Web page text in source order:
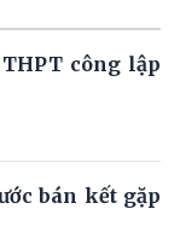
công lập
bán kết gặp